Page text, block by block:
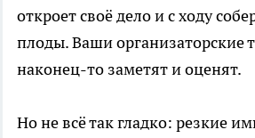
откроет своё дело и с ходу
плоды. Ваши организаторские
наконец-то заметят и оценят.
Но не всё так гладко: резкие